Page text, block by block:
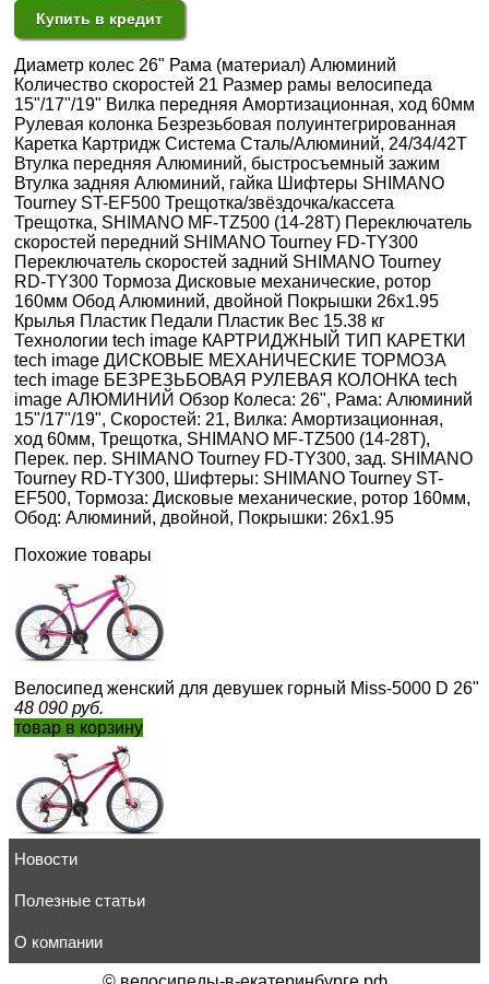
Купить в кредит
Диаметр колес 26" Рама (материал) Алюминий
Количество скоростей 21 Размер рамы велосипеда
15"/17"/19" Вилка передняя Амортизационная, ход 60мм
Рулевая колонка Безрезьбовая полуинтегрированная
Каретка Картридж Система Сталь/Алюминий, 24/34/42Т
Втулка передняя Алюминий, быстросъемный зажим
Втулка задняя Алюминий, гайка Шифтеры SHIMANO
Tourney ST-EF500 Трещотка/звёздочка/кассета
Трещотка, SHIMANO MF-TZ500 (14-28T) Переключатель
скоростей передний SHIMANO Tourney FD-TY300
Переключатель скоростей задний SHIMANO Tourney
RD-TY300 Тормоза Дисковые механические, ротор
160мм Обод Алюминий, двойной Покрышки 26x1.95
Крылья Пластик Педали Пластик Вес 15.38 кг
Технологии tech image КАРТРИДЖНЫЙ ТИП КАРЕТКИ
tech image ДИСКОВЫЕ МЕХАНИЧЕСКИЕ ТОРМОЗА
tech image БЕЗРЕЗЬБОВАЯ РУЛЕВАЯ КОЛОНКА tech
image АЛЮМИНИЙ Обзор Колеса: 26", Рама: Алюминий
15"/17"/19", Скоростей: 21, Вилка: Амортизационная,
ход 60мм, Трещотка, SHIMANO MF-TZ500 (14-28T),
Перек. пер. SHIMANO Tourney FD-TY300, зад. SHIMANO
Tourney RD-TY300, Шифтеры: SHIMANO Tourney ST-
EF500, Тормоза: Дисковые механические, ротор 160мм,
Обод: Алюминий, двойной, Покрышки: 26x1.95
Похожие товары
Велосипед женский для девушек горный Miss-5000 D 26"
48 090 руб.
товар в корзину
Велосипед женский для девушек горный Miss-5000 MD
товар в корзину
Новости
Полезные статьи
О компании